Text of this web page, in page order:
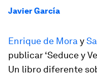
Javier García
Enrique de Mora y
publicar ‘Seduce y
Un libro diferente